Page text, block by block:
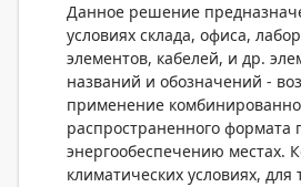
Данное решение
условиях склада, офиса,
элементов, кабелей, и др.
названий и обозначений -
применение
распространенного формата
энергообеспечению местах.
климатических условиях,